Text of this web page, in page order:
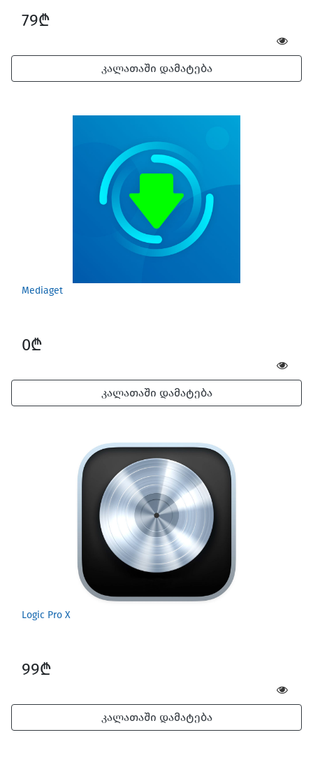
79₾
კალათაში დამატება
Mediaget
0₾
კალათაში დამატება
Logic Pro X
99₾
კალათაში დამატება